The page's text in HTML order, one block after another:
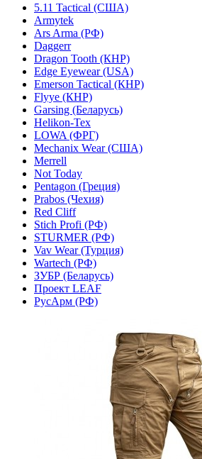
5.11 Tactical (США)
Armytek
Ars Arma (РФ)
Daggerr
Dragon Tooth (КНР)
Edge Eyewear (USA)
Emerson Tactical (КНР)
Flyye (КНР)
Garsing (Беларусь)
Helikon-Tex
LOWA (ФРГ)
Mechanix Wear (США)
Merrell
Not Today
Pentagon (Греция)
Prabos (Чехия)
Red Cliff
Stich Profi (РФ)
STURMER (РФ)
Vav Wear (Турция)
Wartech (РФ)
ЗУБР (Беларусь)
Проект LEAF
РусАрм (РФ)